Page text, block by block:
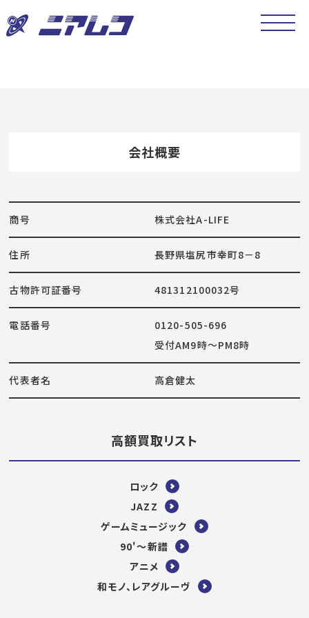
会社概要
商号 株式会社A-LIFE
住所 長野県塩尻市幸町8－8
古物許可証番号 481312100032号
電話番号
0120-505-696
受付AM9時～PM8時
代表者名 高倉健太
高額買取リスト
ロック
JAZZ
ゲームミュージック
90'～新譜
アニメ
和モノ、レアグルーヴ